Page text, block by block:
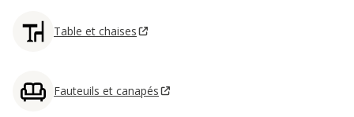
Table et chaises
Fauteuils et canapés